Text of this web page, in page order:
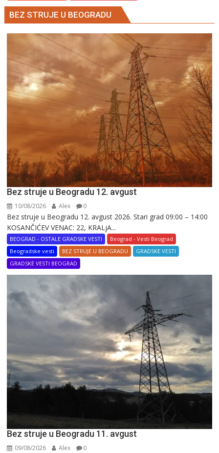
BEZ STRUJE U BEOGRADU
Bez struje u Beogradu 12. avgust
10/08/2026 Alex 0
Bez struje u Beogradu 12. avgust 2026. Stari grad 09:00 – 14:00
KOSANČIĆEV VENAC: 22, KRALjA...
BEOGRAD - OSTALE GRADSKE VESTI
Beograd - Vesti Beograd
Beogradske vesti
BEZ STRUJE U BEOGRADU
GRADSKE VESTI
GRADSKE VESTI BEOGRAD
Bez struje u Beogradu 11. avgust
09/08/2026 Alex 0